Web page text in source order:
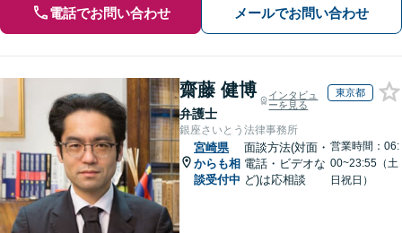
電話でお問い合わせ メールでお問い合わせ
齋藤 健博
弁護士
インタビュ
ーを見る
東京都
銀座さいとう法律事務所
宮崎県
からも相
談受付中
面談方法(対面・
電話・ビデオな
ど)は応相談
営業時間：06:
00~23:55（土
日祝日）